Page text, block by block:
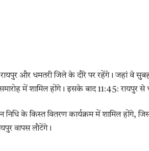
और धमतरी जिले के दौरे पर रहेंगे। जहां वे
में शामिल होंगे। इसके बाद 11:45: रायपुर से
के किस्त वितरण कार्यक्रम में शामिल होंगे,
वापस लौटेंगे।